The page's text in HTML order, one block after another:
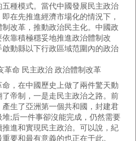
五種模式。當代中國發展民主政治
在先推進經濟市場化的情況下，
改革，推動政治民主化。中國政
靠積極穩妥地推進政治體制改
動縣以下行政區域范圍內的政治
命 民主政治 政治體制改革
，在中國歷史上做了兩件驚天動
帝制，一是走民主政治之路。前
生了亞洲第一個共和國，封建君
;后一件事卻沒能完成，仍然需要
進和實現民主政治。可以說，紀
要和最有意義的也正在于此。